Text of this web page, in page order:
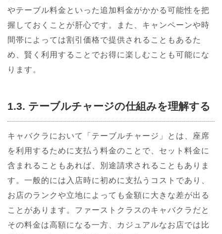
やテーブル料金といった追加料金がかかる可能性を把
握しておくことが肝心です。また、キャンペーンや時
間帯によっては割引価格で提供されることもあるた
め、賢く利用することでお得に楽しむことも可能にな
ります。
1.3. テーブルチャージの仕組みを理解する
キャバクラにおいて「テーブルチャージ」とは、座席
を利用するために支払う料金のことで、セット料金に
含まれることもあれば、別途請求されることもありま
す。一般的には入店時に初めに支払うコストであり、
お店のランクや立地によっても金額に大きな差が出る
ことがあります。ファーストクラスのキャバクラだと
その料金は高額になる一方、カジュアルなお店では比